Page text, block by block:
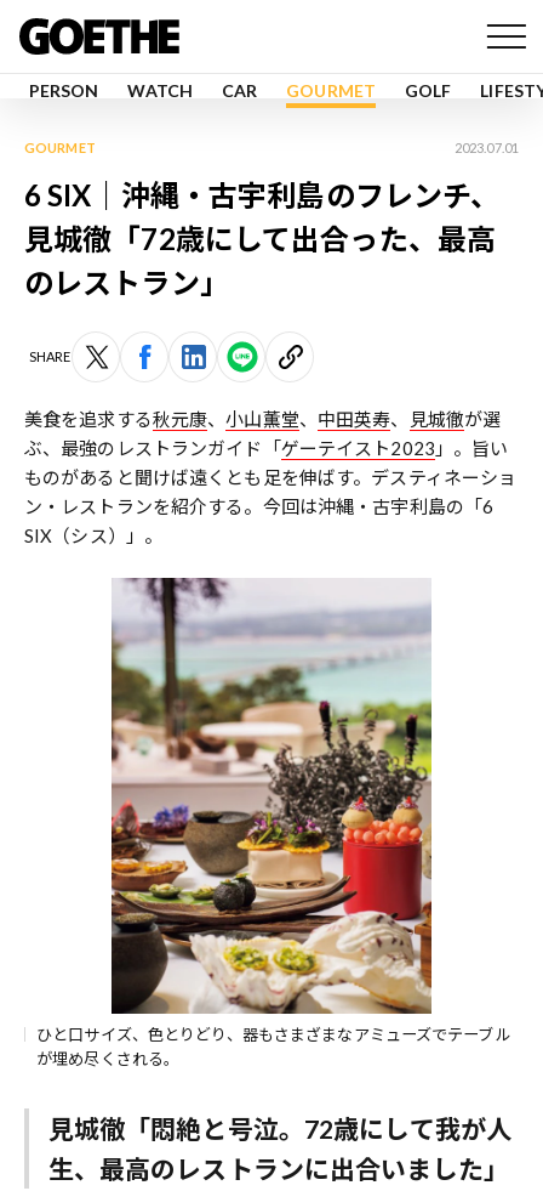
PERSON WATCH CAR GOURMET GOLF
GOURMET 2023.07.01
6 SIX｜沖縄・古宇利島のフレンチ、
見城徹「72歳にして出合った、最高
のレストラン」
SHARE
美食を追求する秋元康、小山薫堂、 中田英寿、 見城徹が選
ぶ、最強のレストランガイド「ゲーテイスト2023 」。旨い
ものがあると聞けば遠くとも足を伸ばす。デスティネーショ
ン・レストランを紹介する。今回は沖縄・古宇利島の「6
SIX（シス）」。
ひと口サイズ、色とりどり、器もさまざまなアミューズでテーブル
が埋め尽くされる。
見城徹「悶絶と号泣。72歳にして我が人
生、最高のレストランに出合いました」